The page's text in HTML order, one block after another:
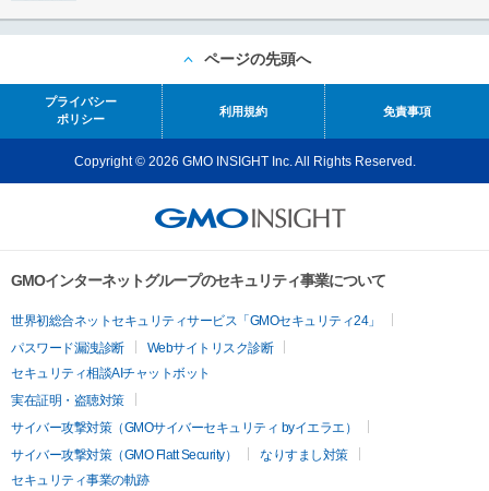
ページの先頭へ
プライバシー
ポリシー
利用規約 免責事項
Copyright © 2026 GMO INSIGHT Inc. All Rights Reserved.
GMOインターネットグループのセキュリティ事業について
世界初総合ネットセキュリティサービス「GMOセキュリティ24」
パスワード漏洩診断
Webサイトリスク診断
セキュリティ相談AIチャットボット
実在証明・盗聴対策
サイバー攻撃対策（GMOサイバーセキュリティ byイエラエ）
サイバー攻撃対策（GMO Flatt Security）
なりすまし対策
セキュリティ事業の軌跡